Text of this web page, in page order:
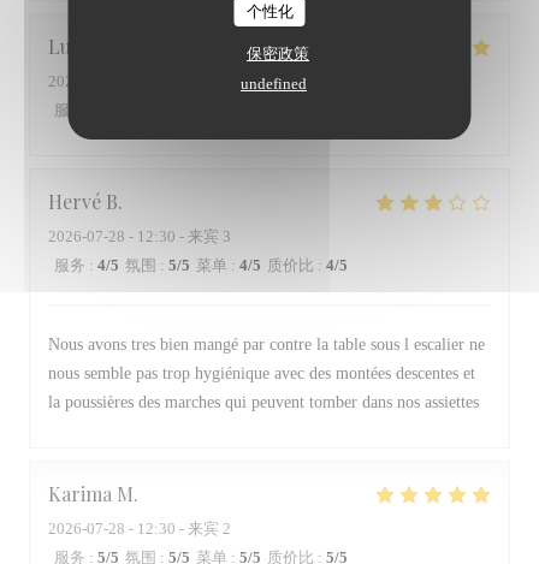
个性化
保密政策
undefined
Lucas
2026-07-28
服务
Hervé B
2026-07-28 - 12:30 - 来宾 3
服务 : 4/5 氛围 : 5/5 菜单 : 4/5 质价比 : 4/5
Nous avons tres bien mangé par contre la table sous l escalier ne
nous semble pas trop hygiénique avec des montées descentes et
la poussières des marches qui peuvent tomber dans nos assiettes
Karima M
2026-07-28 - 12:30 - 来宾 2
服务 : 5/5 氛围 : 5/5 菜单 : 5/5 质价比 : 5/5